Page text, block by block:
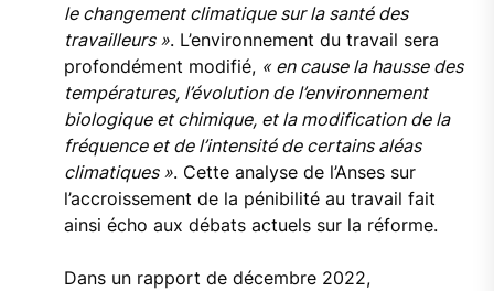
le changement climatique sur la santé des
travailleurs ». L’environnement du travail sera
profondément modifié, « en cause la hausse des
températures, l’évolution de l’environnement
biologique et chimique, et la modification de la
fréquence et de l’intensité de certains aléas
climatiques ». Cette analyse de l’Anses sur
l’accroissement de la pénibilité au travail fait
ainsi écho aux débats actuels sur la réforme.
Dans un rapport de décembre 2022,